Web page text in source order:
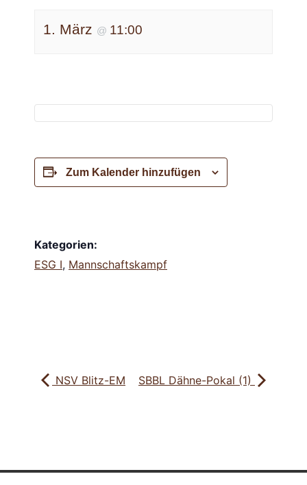
1. März @ 11:00
Zum Kalender hinzufügen
Kategorien:
ESG I, Mannschaftskampf
NSV Blitz-EM SBBL Dähne-Pokal (1)